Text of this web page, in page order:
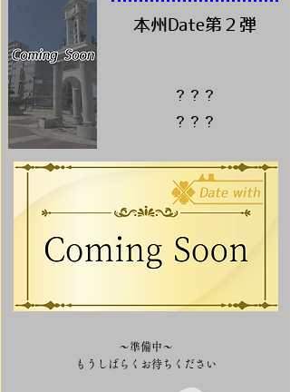
本州Date第２弾
？？？
？？？
～準備中～
​もうしばらくお待ちください